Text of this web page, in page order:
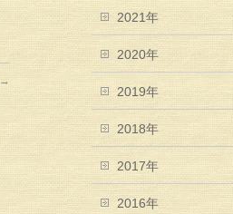
→
2021年
2020年
2019年
2018年
2017年
2016年